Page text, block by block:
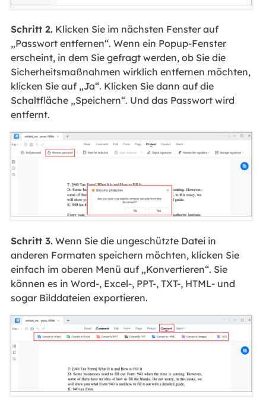
Schritt 2.Klicken Sie im nächsten Fenster auf
„Passwort entfernen“. Wenn ein Popup-Fenster
erscheint, in dem Sie gefragt werden, ob Sie die
Sicherheitsmaßnahmen wirklich entfernen möchten,
klicken Sie auf „Ja“. Klicken Sie dann auf die
Schaltfläche „Speichern“. Und das Passwort wird
entfernt.
Schritt 3.Wenn Sie die ungeschützte Datei in
anderen Formaten speichern möchten, klicken Sie
einfach im oberen Menü auf „Konvertieren“. Sie
können es in Word-, Excel-, PPT-, TXT-, HTML- und
sogar Bilddateien exportieren.